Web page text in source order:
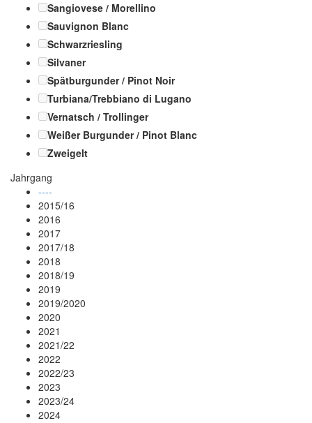
Sangiovese / Morellino
Sauvignon Blanc
Schwarzriesling
Silvaner
Spätburgunder / Pinot Noir
Turbiana/Trebbiano di Lugano
Vernatsch / Trollinger
Weißer Burgunder / Pinot Blanc
Zweigelt
Jahrgang
----
2015/16
2016
2017
2017/18
2018
2018/19
2019
2019/2020
2020
2021
2021/22
2022
2022/23
2023
2023/24
2024